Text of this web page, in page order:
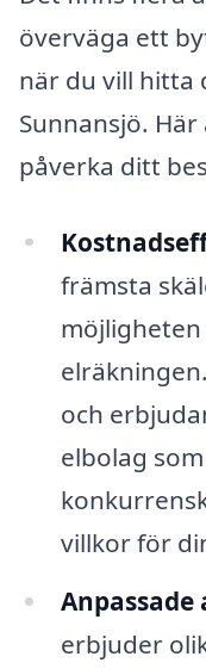
överväga ett
när du vill hitta
Sunnansjö.
påverka ditt
främsta
och
elbolag
villkor för
Anpassade
erbjuder